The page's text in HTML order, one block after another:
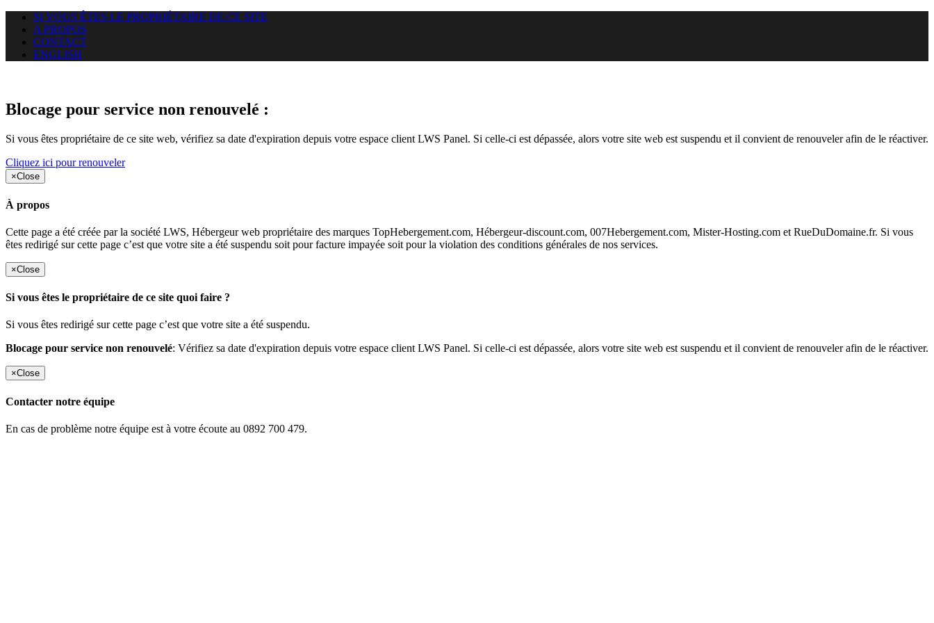
SI VOUS ÊTES LE PROPRIÉTAIRE DE CE SITE
A PROPOS
CONTACT
ENGLISH
Blocage pour service non renouvelé :
Si vous êtes propriétaire de ce site web, vérifiez sa date d'expiration depuis votre espace client LWS Panel. Si celle-ci est dépassée, alors votre site web est suspendu et il convient de renouveler afin de le réactiver.
Cliquez ici pour renouveler
×Close
À propos
Cette page a été créée par la société LWS, Hébergeur web propriétaire des marques TopHebergement.com, Hébergeur-discount.com, 007Hebergement.com, Mister-Hosting.com et RueDuDomaine.fr. Si vous
êtes redirigé sur cette page c’est que votre site a été suspendu soit pour facture impayée soit pour la violation des conditions générales de nos services.
×Close
Si vous êtes le propriétaire de ce site quoi faire ?
Si vous êtes redirigé sur cette page c’est que votre site a été suspendu.
Blocage pour service non renouvelé: Vérifiez sa date d'expiration depuis votre espace client LWS Panel. Si celle-ci est dépassée, alors votre site web est suspendu et il convient de renouveler afin de le réactiver.
×Close
Contacter notre équipe
En cas de problème notre équipe est à votre écoute au 0892 700 479.